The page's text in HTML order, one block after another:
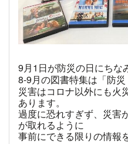
9月1 日が防災の日にちな
8-9月の図書特集は「防災
災害はコロナ以外にも火
あります。
過度に恐れすぎず、災害
が取れるように
事前にできる限りの情報